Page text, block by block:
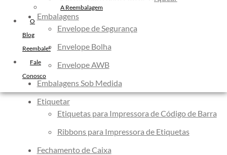
Filme Stretch Preto
Fita de Arquear 10mm
Fita de Arquear
Fita Adesiva Transparente
Fita Adesiva Personalizada
Fita Adesiva Personalizada com
Logomarca
A Reembalagem
O
Blog
Reembale!
Fale
Conosco
Embalagens
Envelope de Segurança
Envelope Bolha
Envelope AWB
Embalagens Sob Medida
Etiquetar
Etiquetas para Impressora de Código de Barra
Ribbons para Impressora de Etiquetas
Fechamento de Caixa